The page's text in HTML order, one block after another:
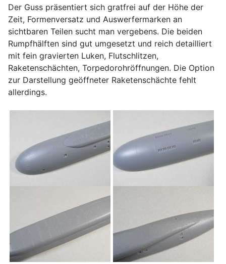
Der Guss präsentiert sich gratfrei auf der Höhe der
Zeit, Formenversatz und Auswerfermarken an
sichtbaren Teilen sucht man vergebens. Die beiden
Rumpfhälften sind gut umgesetzt und reich detailliert
mit fein gravierten Luken, Flutschlitzen,
Raketenschächten, Torpedorohröffnungen. Die Option
zur Darstellung geöffneter Raketenschächte fehlt
allerdings.